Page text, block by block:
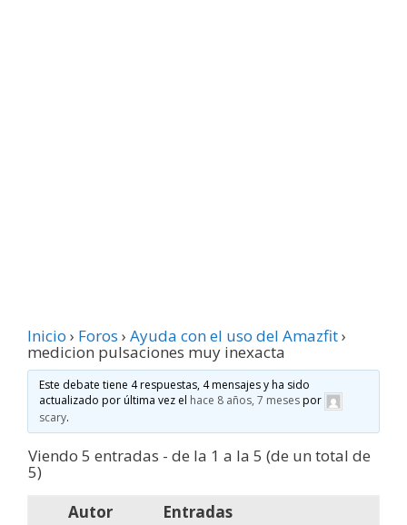
Inicio › Foros › Ayuda con el uso del Amazfit›
medicion pulsaciones muy inexacta
Este debate tiene 4 respuestas, 4 mensajes y ha sido
actualizado por última vez el hace 8 años, 7 mesespor
scary.
Viendo 5 entradas - de la 1 a la 5 (de un total de
5)
Autor
Entradas